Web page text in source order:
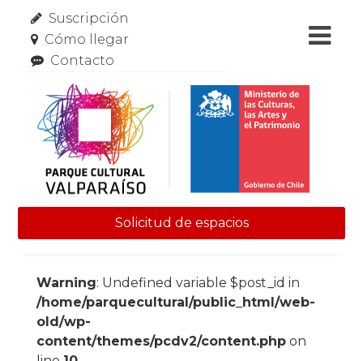
Suscripción
Cómo llegar
Contacto
Solicitud de espacios
Warning: Undefined variable $post_id in
/home/parquecultural/public_html/web-
old/wp-
content/themes/pcdv2/content.phpon